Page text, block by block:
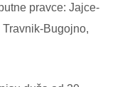
pravce: Jajce-
Bugojno,